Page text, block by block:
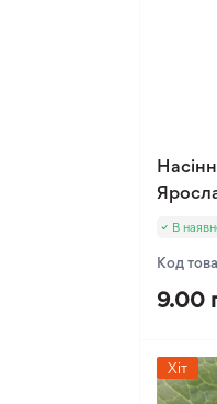
В
Код
9.00
Хіт